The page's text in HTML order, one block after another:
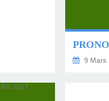
9 Mars